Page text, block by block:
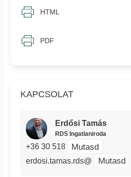
KAPCSOLAT
Erdősi Tamás
RDS Ingatlaniroda
+36 30 518 Mutasd
erdosi.tamas.rds@ Mutasd
HTML
PDF